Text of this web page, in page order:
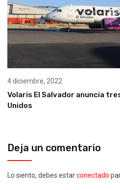
4 diciembre, 2022
Volaris El Salvador anuncia
Unidos
Deja un comentario
Lo siento, debes estarconectado